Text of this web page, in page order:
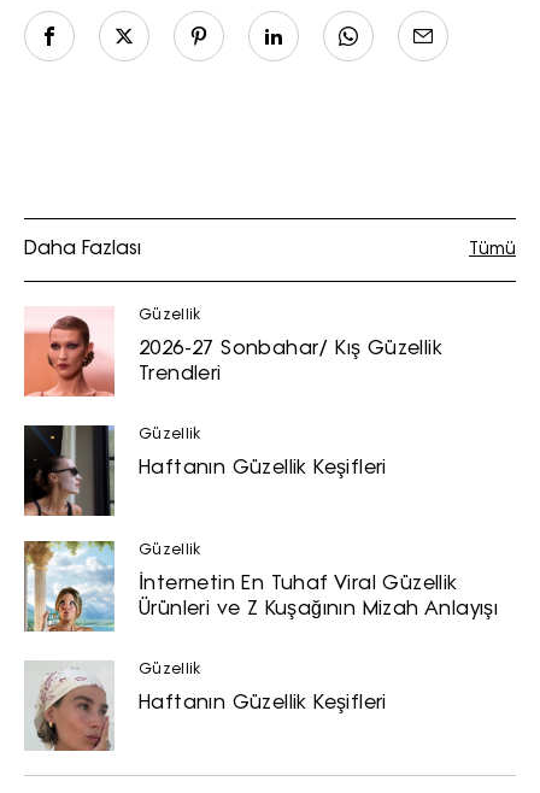
Daha Fazlası Tümü
Güzellik
2026-27 Sonbahar/ Kış Güzellik
Trendleri
Güzellik
Haftanın Güzellik Keşifleri
Güzellik
İnternetin En Tuhaf Viral Güzellik
Ürünleri ve Z Kuşağının Mizah Anlayışı
Güzellik
Haftanın Güzellik Keşifleri